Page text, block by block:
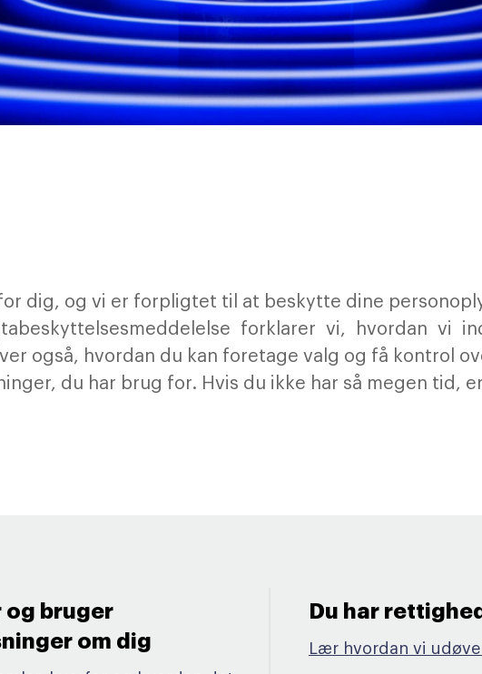
dig, og vi er forpligtet til at beskytte dine
forklarer vi, hvordan vi
også, hvordan du kan foretage valg og få kontrol
du har brug for. Hvis du ikke har så megen tid,
og bruger
om dig
Du har
Lær hvordan vi